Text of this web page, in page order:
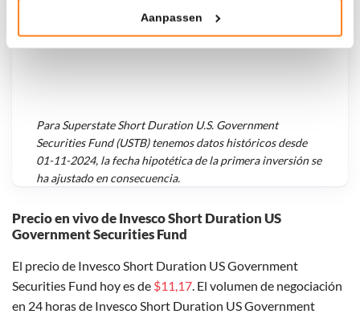
Klik hieronder om ons toestemming te geven om deze
tekst 'cookies' te klikken onderaan de pagina. Voor meer
informatie: zie onsprivacy- encookiestatement.
Aanpassen
Precio en vivo de Invesco Short Duration US
Government Securities Fund
El precio de Invesco Short Duration US Government
Securities Fund hoy es de $11,17. El volumen de negociación
en 24 horas de Invesco Short Duration US Government
ParaSuperstate Short Duration U.S. Government
Securities Fund (USTB)tenemos datos históricos desde
01-11-2024, la fecha hipotética de la primera inversión se
ha ajustado en consecuencia.